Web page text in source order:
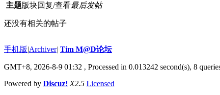
主题版块回复/查看最后发帖
还没有相关的帖子
手机版|Archiver| Tim M@D论坛
GMT+8, 2026-8-9 01:32 , Processed in 0.013242 second(s), 8
Powered by Discuz! X2.5 Licensed